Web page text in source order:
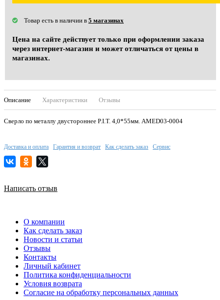
Товар есть в наличии в 5 магазинах
Цена на сайте действует только при оформлении заказа
через интернет-магазин и может отличаться от цены в
магазинах.
Описание Характеристики Отзывы
Сверло по металлу двустороннее P.I.T. 4,0*55мм. AMED03-0004
Доставка и оплата Гарантия и возврат Как сделать заказ Сервис
Написать отзыв
О компании
Как сделать заказ
Новости и статьи
Отзывы
Контакты
Личный кабинет
Политика конфиденциальности
Условия возврата
Согласие на обработку персональных данных